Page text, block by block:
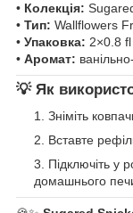
• Колекція:
• Тип: Wallflowers
• Упаковка: 2×0.8
• Аромат:
💡 Як
Зніміть
Вставте
Підключіть у
домашнього